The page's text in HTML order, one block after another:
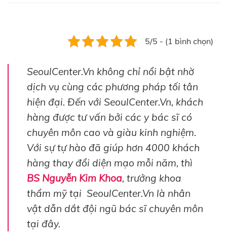
5/5 - (1 bình chọn)
SeoulCenter.Vn không chỉ nổi bật nhờ
dịch vụ cùng các phương pháp tối tân
hiện đại. Đến với SeoulCenter.Vn, khách
hàng được tư vấn bởi các y bác sĩ có
chuyên môn cao và giàu kinh nghiệm.
Với sự tự hào đã giúp hơn 4000 khách
hàng thay đổi diện mạo mỗi năm, thì
BS Nguyễn Kim Khoa, trưởng khoa
thẩm mỹ tại SeoulCenter.Vn là nhân
vật dẫn dắt đội ngũ bác sĩ chuyên môn
tại đây.